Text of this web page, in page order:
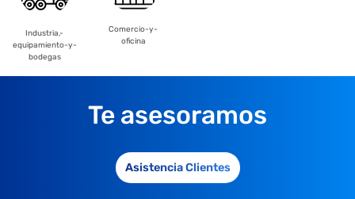
Industria,-
equipamiento-y-
bodegas
Comercio-y-
oficina
Te asesoramos
Asistencia Clientes